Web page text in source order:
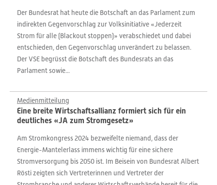
Der Bundesrat hat heute die Botschaft an das Parlament zum
indirekten Gegenvorschlag zur Volksinitiative «Jederzeit
Strom für alle (Blackout stoppen)» verabschiedet und dabei
entschieden, den Gegenvorschlag unverändert zu belassen.
Der VSE begrüsst die Botschaft des Bundesrats an das
Parlament sowie...
Medienmitteilung
Eine breite Wirtschaftsallianz formiert sich für ein
deutliches «JA zum Stromgesetz»
Am Stromkongress 2024 bezweifelte niemand, dass der
Energie-Mantelerlass immens wichtig für eine sichere
Stromversorgung bis 2050 ist. Im Beisein von Bundesrat Albert
Rösti zeigten sich Vertreterinnen und Vertreter der